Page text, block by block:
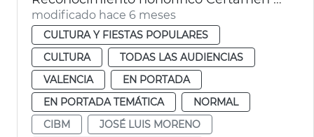
modificado hace 6 meses
CULTURA Y FIESTAS POPULARES
CULTURA
TODAS LAS AUDIENCIAS
VALENCIA
EN PORTADA
EN PORTADA TEMÁTICA
NORMAL
CIBM
JOSÉ LUIS MORENO